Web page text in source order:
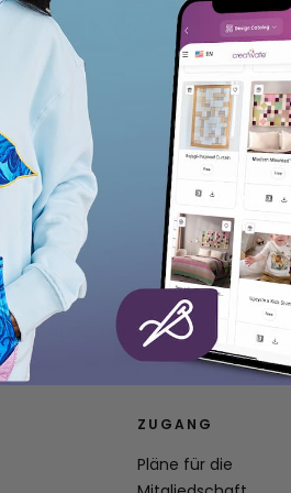
Charme der Weihnachtszeit ein!
ZUGANG
Pläne für die